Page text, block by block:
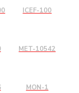
ICEF-100
MET-10542
MON-1